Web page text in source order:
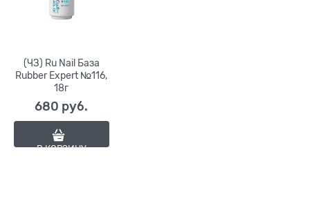
(ЧЗ) Ru Nail База
Rubber Expert №116,
18г
680 руб.
В КОРЗИНУ